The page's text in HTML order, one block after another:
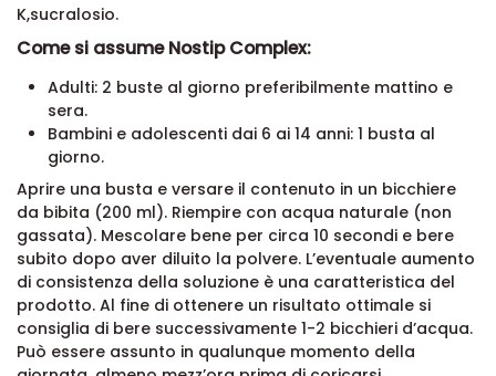
K,sucralosio.
Come si assume Nostip Complex:
Adulti: 2 buste al giorno preferibilmente mattino e
sera.
Bambini e adolescenti dai 6 ai 14 anni: 1 busta al
giorno.
Aprire una busta e versare il contenuto in un bicchiere
da bibita (200 ml). Riempire con acqua naturale (non
gassata). Mescolare bene per circa 10 secondi e bere
subito dopo aver diluito la polvere. L’eventuale aumento
di consistenza della soluzione è una caratteristica del
prodotto. Al fine di ottenere un risultato ottimale si
consiglia di bere successivamente 1-2 bicchieri d’acqua.
Può essere assunto in qualunque momento della